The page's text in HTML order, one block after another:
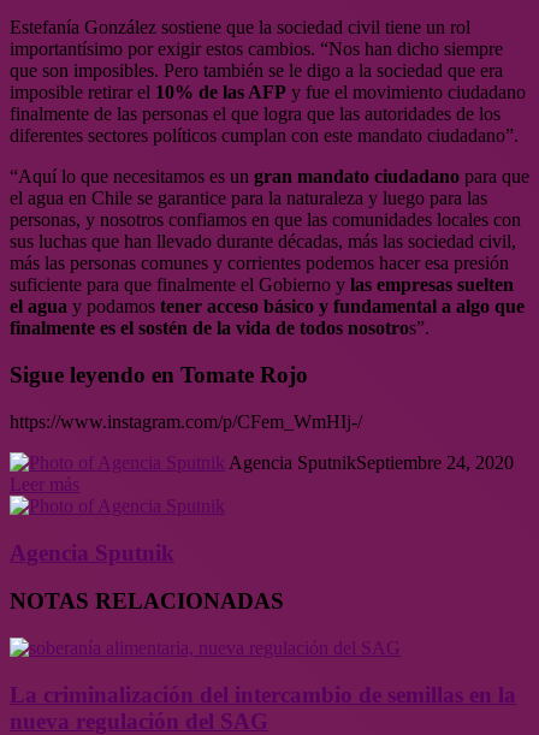
Estefanía González sostiene que la sociedad civil tiene un rol
importantísimo por exigir estos cambios. “Nos han dicho siempre
que son imposibles. Pero también se le digo a la sociedad que era
imposible retirar el 10% de las AFP y fue el movimiento ciudadano
finalmente de las personas el que logra que las autoridades de los
diferentes sectores políticos cumplan con este mandato ciudadano”.
“Aquí lo que necesitamos es un gran mandato ciudadano para que
el agua en Chile se garantice para la naturaleza y luego para las
personas, y nosotros confiamos en que las comunidades locales con
sus luchas que han llevado durante décadas, más las sociedad civil,
más las personas comunes y corrientes podemos hacer esa presión
suficiente para que finalmente el Gobierno y las empresas suelten
el agua y podamos tener acceso básico y fundamental a algo que
finalmente es el sostén de la vida de todos nosotros”.
Sigue leyendo en Tomate Rojo
https://www.instagram.com/p/CFem_WmHIj-/
Agencia SputnikSeptiembre 24, 2020
Leer más
Agencia Sputnik
NOTAS RELACIONADAS
La criminalización del intercambio de semillas en la
nueva regulación del SAG